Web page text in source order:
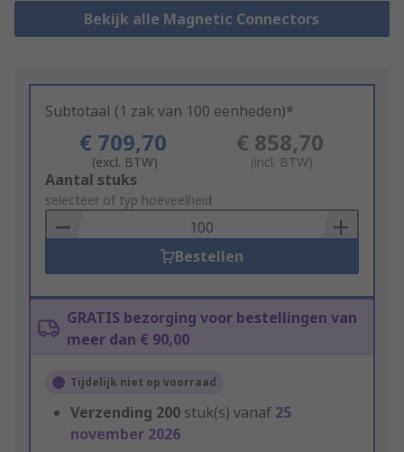
Bekijk alle Magnetic Connectors
Subtotaal (1 zak van 100 eenheden)*
€ 709,70
(excl. BTW)
€ 858,70
(incl. BTW)
Add
to
Basket
Aantal stuks
selecteer of typ hoeveelheid
Bestellen
GRATIS bezorging voor bestellingen van
meer dan € 90,00
Tijdelijk niet op voorraad
Verzending 200 stuk(s) vanaf 25
november 2026